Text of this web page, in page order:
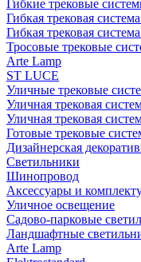
Гибкие трековые
Гибкая трековая
Гибкая трековая
Тросовые трековые
Arte Lamp
ST LUCE
Уличные трековые
Уличная трековая
Уличная трековая
Готовые трековые
Дизайнерская
Светильники
Шинопровод
Аксессуары и
Уличное освещение
Садово-парковые
Ландшафтные
Arte Lamp